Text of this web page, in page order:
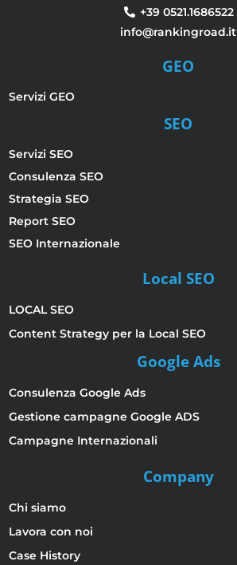
+39 0521.1686522
info@rankingroad.it
GEO
Servizi GEO
SEO
Servizi SEO
Consulenza SEO
Strategia SEO
Report SEO
SEO Internazionale
Local SEO
LOCAL SEO
Content Strategy per la Local SEO
Google Ads
Consulenza Google Ads
Gestione campagne Google ADS
Campagne Internazionali
Company
Chi siamo
Lavora con noi
Case History